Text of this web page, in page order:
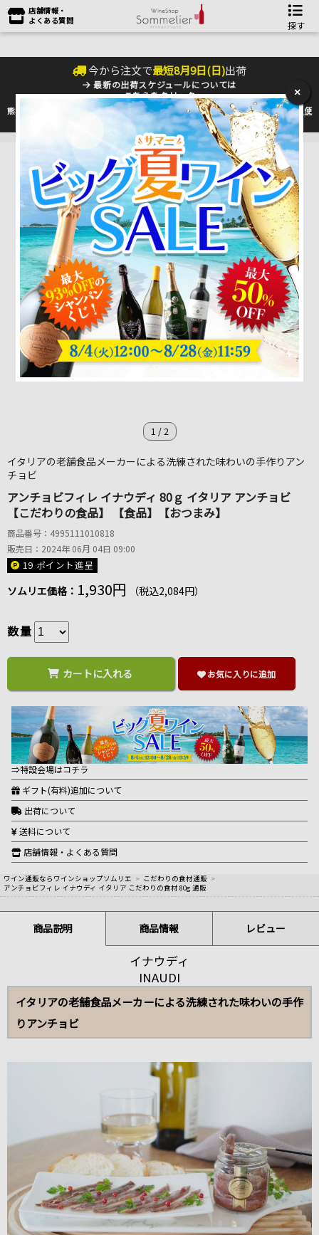
店舗情報・
よくある質問
探す
今から注文で最短8月9日(日)出荷
最新の出荷スケジュールについては
こちらをクリック
熊本地震の影響により九州への配送に遅れが生じております。最新情報は佐川急便
のHP
をご確認下さい。
1 / 2
イタリアの老舗食品メーカーによる洗練された味わいの手作りアン
チョビ
アンチョビフィレ イナウディ 80ｇ イタリア アンチョビ
【こだわりの食品】 【食品】【おつまみ】
商品番号：4995111010818
販売日：2024年 06月 04日 09:00
19 ポイント進呈
ソムリエ価格： 1,930円 （税込2,084円）
数量
カートに入れる お気に入りに追加
⇒特設会場はコチラ
ギフト(有料)追加について
出荷について
送料について
店舗情報・よくある質問
ワイン通販ならワインショップソムリエ > こだわりの食材通販 >
アンチョビフィレ イナウディ イタリア こだわりの食材 80g 通販
商品説明 商品情報 レビュー
イナウディ
INAUDI
イタリアの老舗食品メーカーによる洗練された味わいの手作
りアンチョビ
×